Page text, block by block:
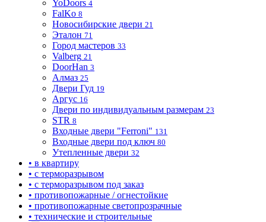
YoDoors 4
FalKo 8
Новосибирские двери 21
Эталон 71
Город мастеров 33
Valberg 21
DoorHan 3
Алмаз 25
Двери Гуд 19
Аргус 16
Двери по индивидуальным размерам 23
STR 8
Входные двери "Ferroni" 131
Входные двери под ключ 80
Утепленные двери 32
• в квартиру
• с терморазрывом
• с терморазрывом под заказ
• противопожарные / огнестойкие
• противопожарные светопрозрачные
• технические и строительные